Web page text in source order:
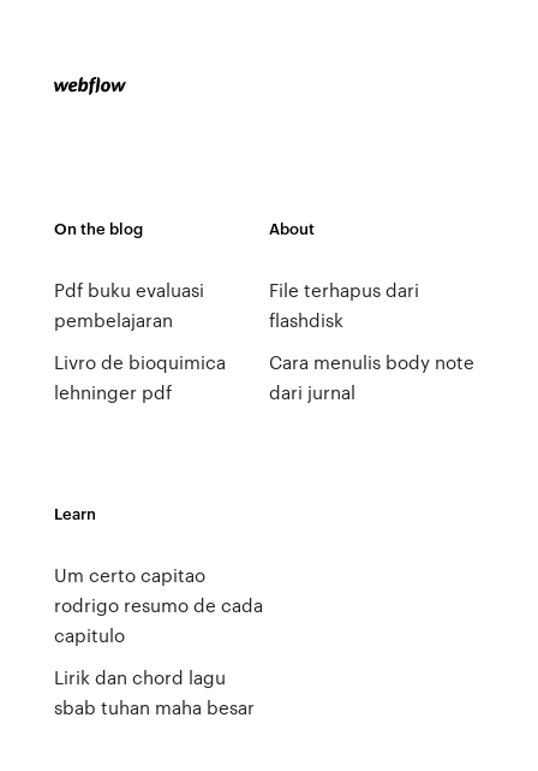
On the blog
Pdf buku evaluasi
pembelajaran
Livro de bioquimica
lehninger pdf
About
File terhapus dari
flashdisk
Cara menulis body note
dari jurnal
Learn
Um certo capitao
rodrigo resumo de cada
capitulo
Lirik dan chord lagu
sbab tuhan maha besar